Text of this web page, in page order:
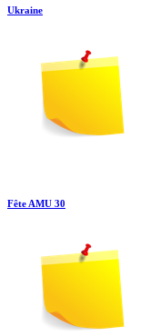
Ukraine
Fête AMU 30